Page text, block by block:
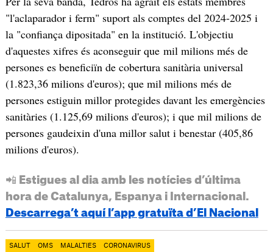
"l'aclaparador i ferm" suport als comptes del 2024-2025 i
la "confiança dipositada" en la institució. L'objectiu
d'aquestes xifres és aconseguir que mil milions més de
persones es beneficiïn de cobertura sanitària universal
(1.823,36 milions d'euros); que mil milions més de
persones estiguin millor protegides davant les emergències
sanitàries (1.125,69 milions d'euros); i que mil milions de
persones gaudeixin d'una millor salut i benestar (405,86
milions d'euros).
📲 Estigues al dia amb les notícies d’última
hora de Catalunya, Espanya i Internacional.
Descarrega’t aquí l’app gratuïta d’El Nacional
SALUT OMS MALALTIES CORONAVIRUS